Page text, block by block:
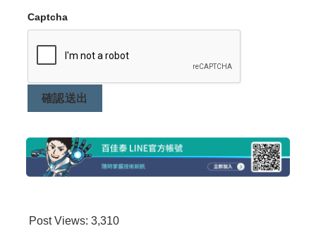
Captcha
確認送出
Post Views:3,310